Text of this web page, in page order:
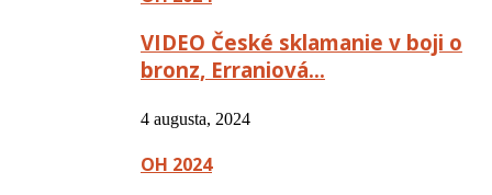
VIDEO České sklamanie v boji o
bronz, Erraniová…
4 augusta, 2024
OH 2024